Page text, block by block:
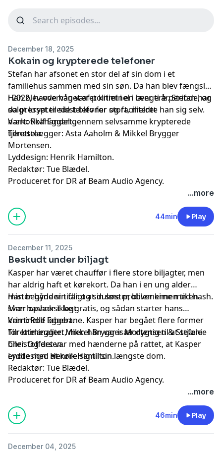
December 18, 2025
Kokain og krypterede telefoner
Stefan har afsonet en stor del af sin dom i et
familiehus sammen med sin søn. Da han blev fængslet
i 2022, havde han været kriminel i over ti år. Stefan har
solgt krypterede telefoner og faciliteret
narkotikahandel gennem selvsamme krypterede
tjenester.
Han blev overvåget af politiet i en længere periode, og
da presset til sidst blev for stort, meldte han sig selv.
Vært: Rolf Eggert.
Tilrettelægger: Asta Aaholm & Mikkel Brygger
Mortensen.
Lyddesign: Henrik Hamilton.
Redaktør: Tue Blædel.
Produceret for DR af Beam Audio Agency.
...more
44min Play
December 11, 2025
Beskudt under biljagt
Kasper har været chauffør i flere store biljagter, men
har aldrig haft et kørekort. Da han i en ung alder
mister både sin far og sin søster, bliver kimen til en
svær opvækst lagt.
Han begynder tidligt at dulme problemerne med hash.
Men hash er ikke gratis, og sådan starter hans
kriminelle løbebane. Kasper har begået flere former
for kriminalitet, men han var især dygtig til at stjæle
biler. Og det var med hænderne på rattet, at Kasper
endte med at køre sig til sin længste dom.
Vært: Rolf Eggert.
Tilrettelægger: Mikkel Brygger Mortensen & Stefanie
Christoffersen.
Lyddesign: Henrik Hamilton.
Redaktør: Tue Blædel.
Produceret for DR af Beam Audio Agency.
...more
46min Play
December 04, 2025